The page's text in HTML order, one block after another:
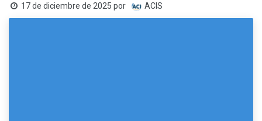
17 de diciembre de 2025 por ACIS